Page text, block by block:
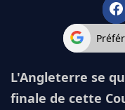
L'Angleterre se
finale de cette